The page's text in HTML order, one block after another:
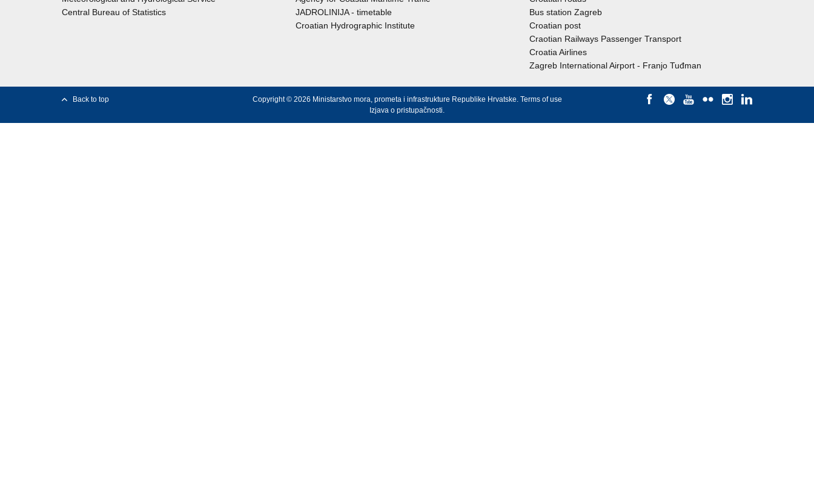
Central Bureau of Statistics
JADROLINIJA - timetable
Croatian Hydrographic Institute
Bus station Zagreb
Croatian post
Craotian Railways Passenger Transport
Croatia Airlines
Zagreb International Airport - Franjo Tuđman
Back to top Copyright © 2026 Ministarstvo mora, prometa i infrastrukture Republike Hrvatske. Terms of use
Izjava o pristupačnosti.